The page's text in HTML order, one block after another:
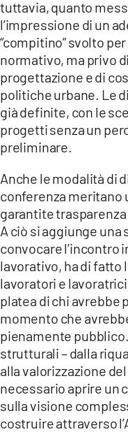
tuttavia, quanto
l’impressione di un
“compitino” svolto
normativo, ma privo
progettazione e di
politiche urbane. Le
già definite, con le
progetti senza un
preliminare.
Anche le modalità di
conferenza meritano
garantite trasparenza
A ciò si aggiunge
convocare l’incontro
lavorativo, ha di fatto
lavoratori e
platea di chi avrebbe
momento che
pienamente
strutturali – dalla
alla valorizzazione
necessario aprire un
sulla visione
costruire attraverso